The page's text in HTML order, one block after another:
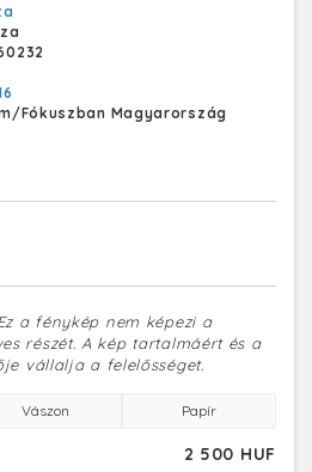
Fókuszban Magyarország
a fénykép nem képezi a
részét. A kép tartalmáért és a
vállalja a felelősséget.
Vászon Papír
2 500 HUF